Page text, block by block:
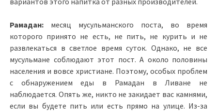
Рамадан: месяц мусульманского поста, во время
которого принято не есть, не пить, не курить и не
развлекаться в светлое время суток. Однако, не все
мусульмане соблюдают этот пост. А около половины
населения и вовсе христиане. Поэтому, особых проблем
с обнаружением еды в Рамадан в Ливане не
наблюдается. Опять же, никто не закидает вас камнями,
если вы будете пить или есть прямо на улице. Из-за